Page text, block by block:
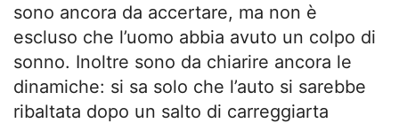
sono ancora da accertare, ma non è
escluso che l’uomo abbia avuto un colpo di
sonno. Inoltre sono da chiarire ancora le
dinamiche: si sa solo che l’auto si sarebbe
ribaltata dopo un salto di carreggiarta